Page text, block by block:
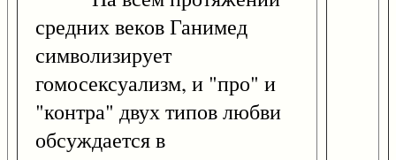
средних веков Ганимед
символизирует
гомосексуализм, и "про" и
"контра" двух типов любви
обсуждается в